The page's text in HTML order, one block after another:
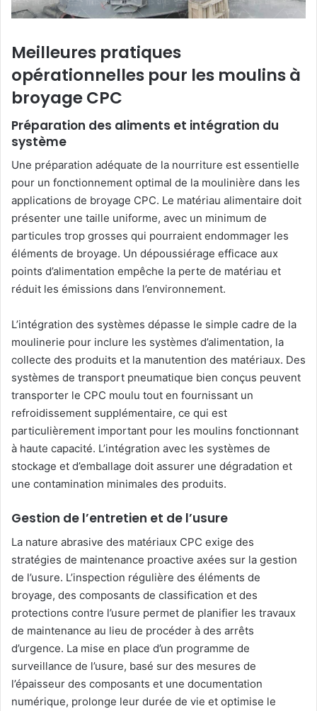
Meilleures pratiques
opérationnelles pour les moulins à
broyage CPC
Préparation des aliments et intégration du
système
Une préparation adéquate de la nourriture est essentielle
pour un fonctionnement optimal de la moulinière dans les
applications de broyage CPC. Le matériau alimentaire doit
présenter une taille uniforme, avec un minimum de
particules trop grosses qui pourraient endommager les
éléments de broyage. Un dépoussiérage efficace aux
points d’alimentation empêche la perte de matériau et
réduit les émissions dans l’environnement.
L’intégration des systèmes dépasse le simple cadre de la
moulinerie pour inclure les systèmes d’alimentation, la
collecte des produits et la manutention des matériaux. Des
systèmes de transport pneumatique bien conçus peuvent
transporter le CPC moulu tout en fournissant un
refroidissement supplémentaire, ce qui est
particulièrement important pour les moulins fonctionnant
à haute capacité. L’intégration avec les systèmes de
stockage et d’emballage doit assurer une dégradation et
une contamination minimales des produits.
Gestion de l’entretien et de l’usure
La nature abrasive des matériaux CPC exige des
stratégies de maintenance proactive axées sur la gestion
de l’usure. L’inspection régulière des éléments de
broyage, des composants de classification et des
protections contre l’usure permet de planifier les travaux
de maintenance au lieu de procéder à des arrêts
d’urgence. La mise en place d’un programme de
surveillance de l’usure, basé sur des mesures de
l’épaisseur des composants et une documentation
numérique, prolonge leur durée de vie et optimise le